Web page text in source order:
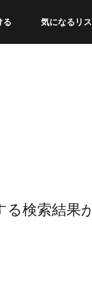
る 気になるリ
る検索結果